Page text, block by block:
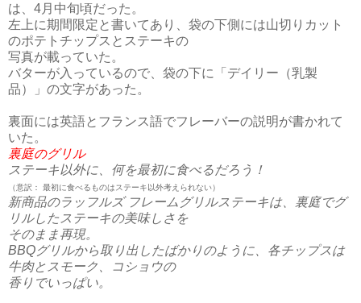
は、4月中旬頃だった。
左上に期間限定と書いてあり、袋の下側には山切りカット
のポテトチップスとステーキの
写真が載っていた。
バターが入っているので、袋の下に「デイリー（乳製
品）」の文字があった。
裏面には英語とフランス語でフレーバーの説明が書かれて
いた。
裏庭のグリル
ステーキ以外に、何を最初に食べるだろう！
（意訳： 最初に食べるものはステーキ以外考えられない）
新商品のラッフルズ フレームグリルステーキは、裏庭でグ
リルしたステーキの美味しさを
そのまま再現。
BBQグリルから取り出したばかりのように、 各チップスは
牛肉とスモーク、コショウの
香りでいっぱい。